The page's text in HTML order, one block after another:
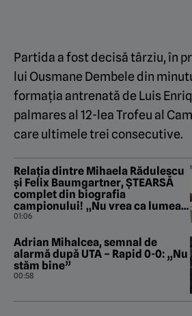
Partida a fost decisă târziu, în
lui Ousmane Dembele din
formația antrenată de Luis
palmares al 12-lea Trofeu al
care ultimele trei consecutive.
Relația dintre Mihaela Rădulescu
și Felix Baumgartner, ȘTEARSĂ
complet din biografia
campionului! „Nu vrea ca lumea
să știe că a iubit fata din
01:06
Adrian Mihalcea, semnal de
alarmă după UTA – Rapid 0-0: „Nu
stăm bine”
00:58